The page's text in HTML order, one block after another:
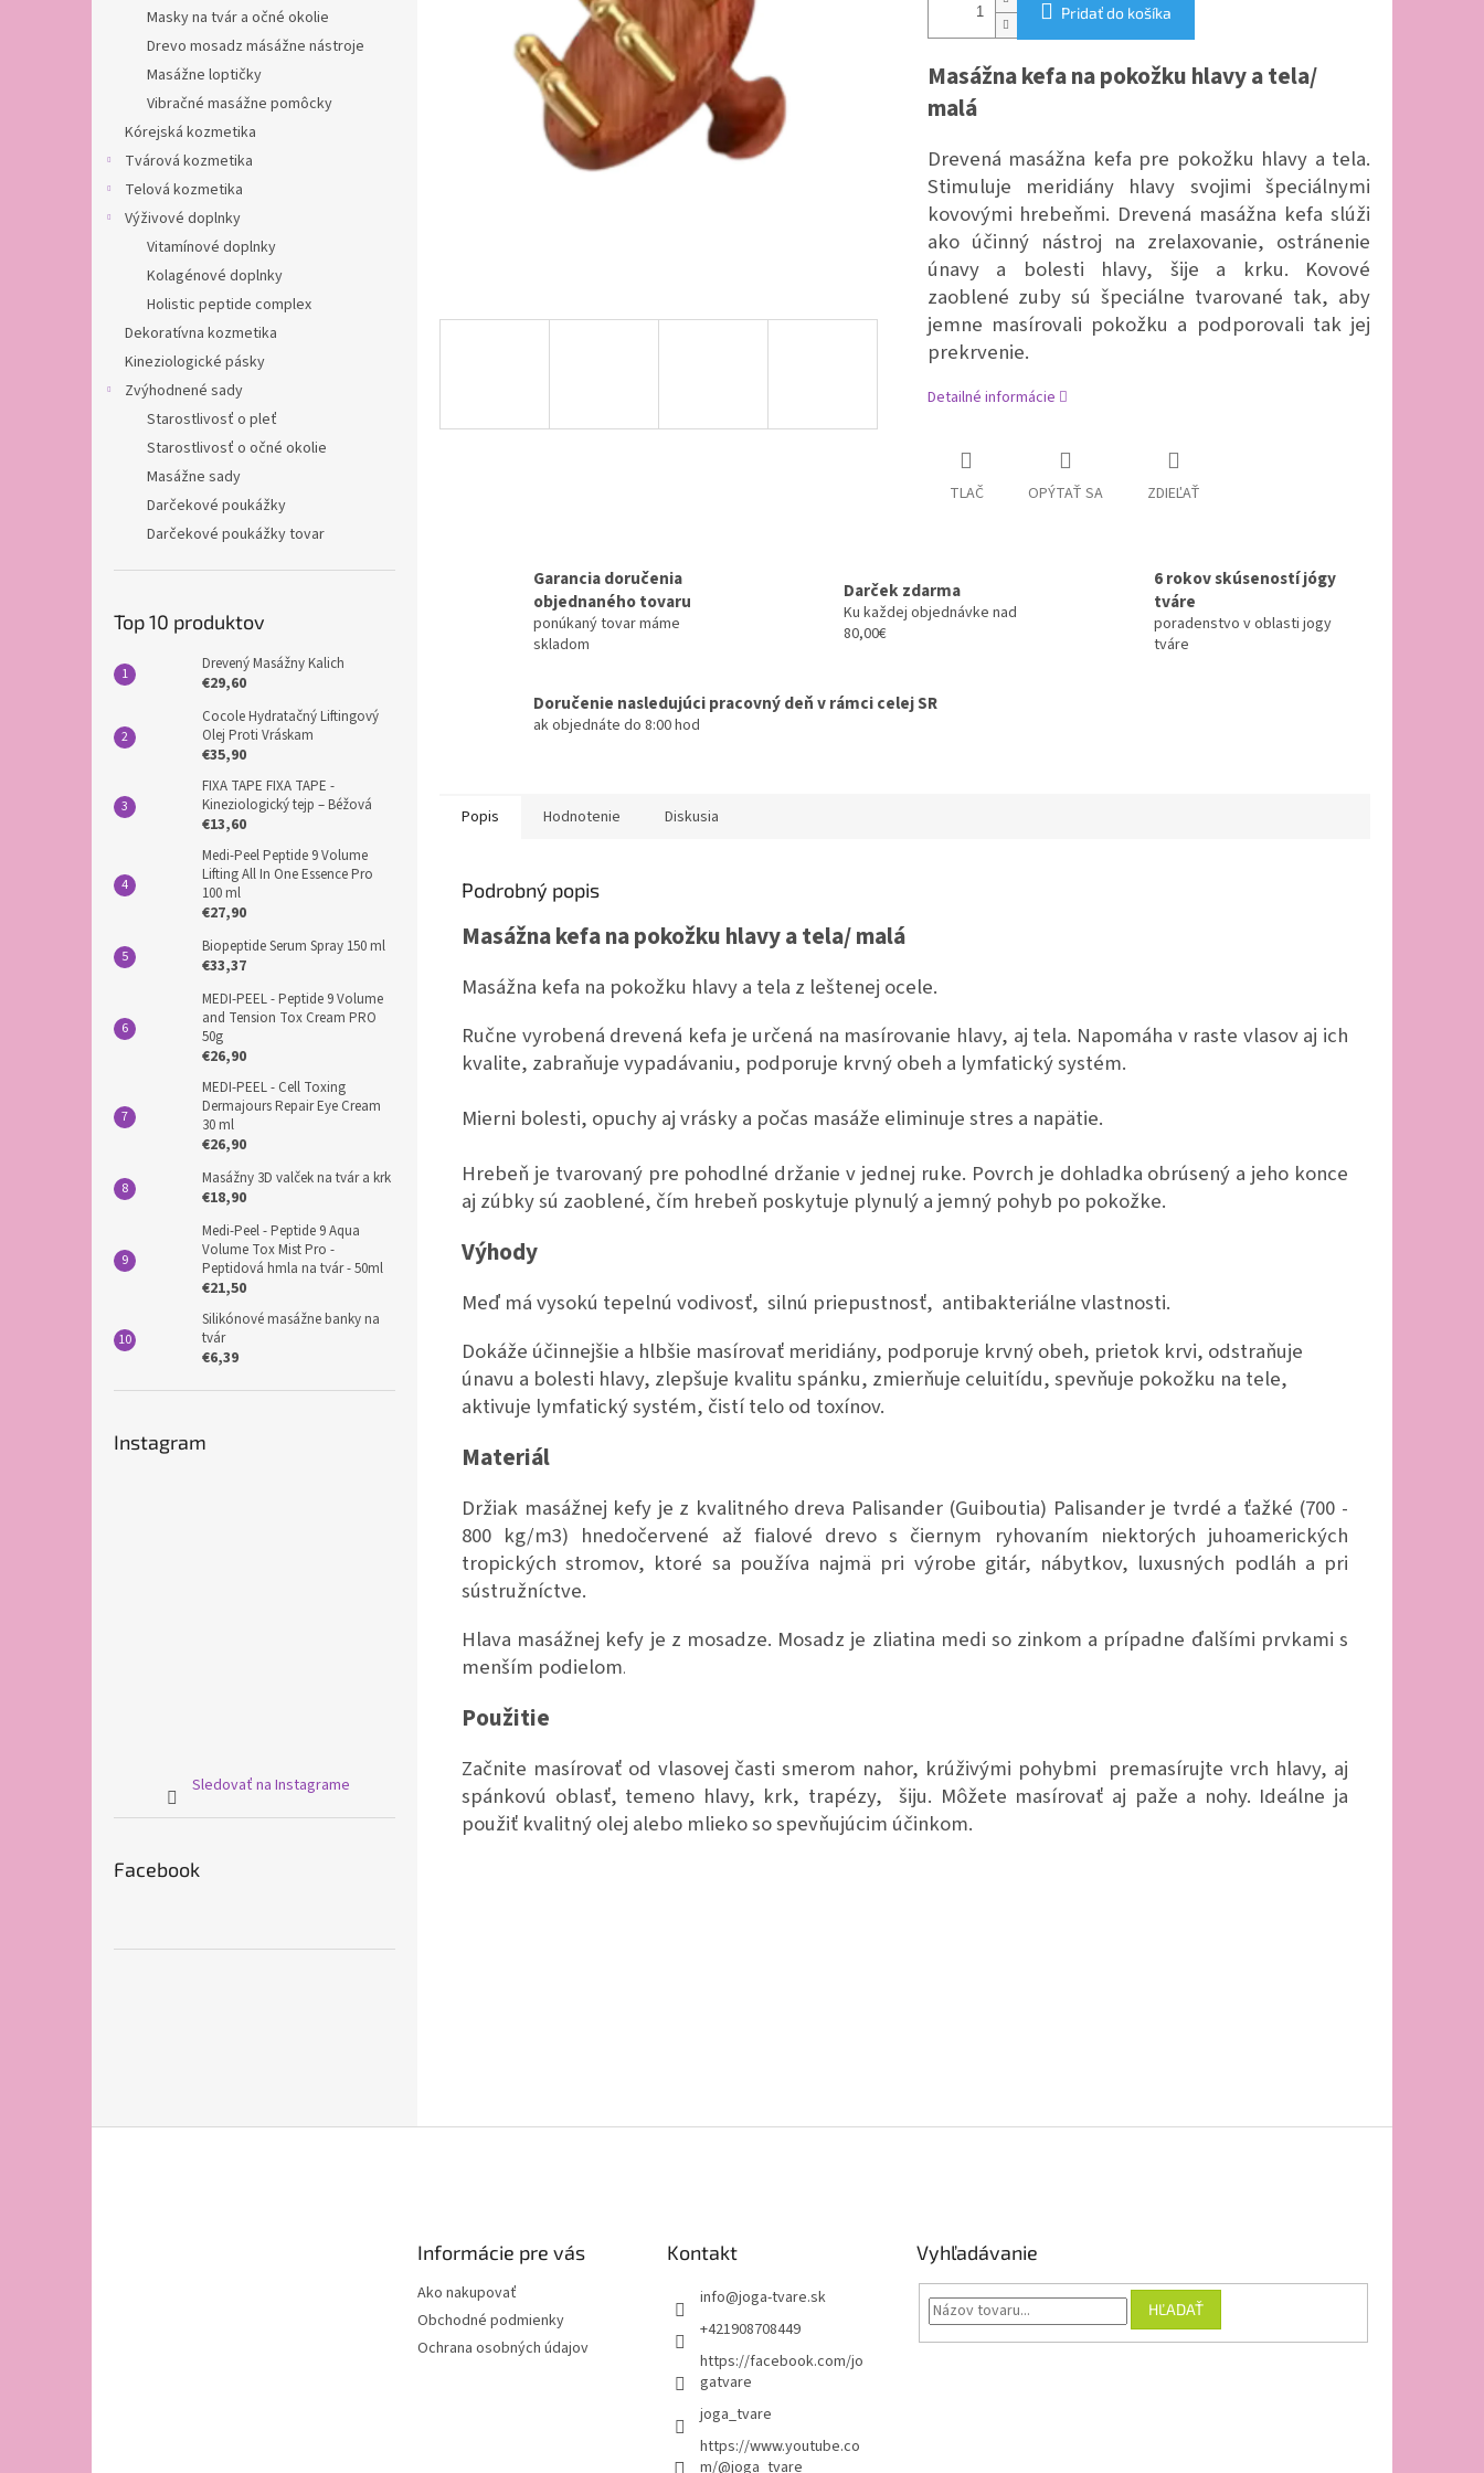
Masky na tvár a očné okolie
Drevo mosadz másážne nástroje
Masážne loptičky
Vibračné masážne pomôcky
Kórejská kozmetika
Tvárová kozmetika
Telová kozmetika
Výživové doplnky
Vitamínové doplnky
Kolagénové doplnky
Holistic peptide complex
Dekoratívna kozmetika
Kineziologické pásky
Zvýhodnené sady
Starostlivosť o pleť
Starostlivosť o očné okolie
Masážne sady
Darčekové poukážky
Darčekové poukážky tovar
Top 10 produktov
Drevený Masážny Kalich
€29,60
Cocole Hydratačný Liftingový
Olej Proti Vráskam
€35,90
FIXA TAPE FIXA TAPE -
Kineziologický tejp – Béžová
€13,60
Medi-Peel Peptide 9 Volume
Lifting All In One Essence Pro
100 ml
€27,90
Biopeptide Serum Spray 150 ml
€33,37
MEDI-PEEL - Peptide 9 Volume
and Tension Tox Cream PRO
50g
€26,90
MEDI-PEEL - Cell Toxing
Dermajours Repair Eye Cream
30 ml
€26,90
Masážny 3D valček na tvár a krk
€18,90
Medi-Peel - Peptide 9 Aqua
Volume Tox Mist Pro -
Peptidová hmla na tvár - 50ml
€21,50
Silikónové masážne banky na
tvár
€6,39
Instagram
Sledovať na Instagrame
Facebook
Pridať do košíka
Masážna kefa na pokožku hlavy a tela/
malá
Drevená masážna kefa pre pokožku hlavy a tela.
Stimuluje meridiány hlavy svojimi špeciálnymi
kovovými hrebeňmi. Drevená masážna kefa slúži
ako účinný nástroj na zrelaxovanie, ostránenie
únavy a bolesti hlavy, šije a krku. Kovové
zaoblené zuby sú špeciálne tvarované tak, aby
jemne masírovali pokožku a podporovali tak jej
prekrvenie.
Detailné informácie
TLAČ OPÝTAŤ SA ZDIEĽAŤ
Garancia doručenia
objednaného tovaru
ponúkaný tovar máme
skladom
Darček zdarma
Ku každej objednávke nad
80,00€
6 rokov skúseností jógy
tváre
poradenstvo v oblasti jogy
tváre
Doručenie nasledujúci pracovný deň v rámci celej SR
ak objednáte do 8:00 hod
Popis Hodnotenie Diskusia
Podrobný popis
Masážna kefa na pokožku hlavy a tela/ malá
Masážna kefa na pokožku hlavy a tela z leštenej ocele.
Ručne vyrobená drevená kefa je určená na masírovanie hlavy, aj tela. Napomáha v raste vlasov aj ich
kvalite, zabraňuje vypadávaniu, podporuje krvný obeh a lymfatický systém.
Mierni bolesti, opuchy aj vrásky a počas masáže eliminuje stres a napätie.
Hrebeň je tvarovaný pre pohodlné držanie v jednej ruke. Povrch je dohladka obrúsený a jeho konce
aj zúbky sú zaoblené, čím hrebeň poskytuje plynulý a jemný pohyb po pokožke.
Výhody
Meď má vysokú tepelnú vodivosť, silnú priepustnosť, antibakteriálne vlastnosti.
Dokáže účinnejšie a hlbšie masírovať meridiány, podporuje krvný obeh, prietok krvi, odstraňuje
únavu a bolesti hlavy, zlepšuje kvalitu spánku, zmierňuje celuitídu, spevňuje pokožku na tele,
aktivuje lymfatický systém, čistí telo od toxínov.
Materiál
Držiak masážnej kefy je z kvalitného dreva Palisander (Guiboutia) Palisander je tvrdé a ťažké (700 -
800 kg/m3) hnedočervené až fialové drevo s čiernym ryhovaním niektorých juhoamerických
tropických stromov, ktoré sa používa najmä pri výrobe gitár, nábytkov, luxusných podláh a pri
sústružníctve.
Hlava masážnej kefy je z mosadze. Mosadz je zliatina medi so zinkom a prípadne ďalšími prvkami s
menším podielom.
Použitie
Začnite masírovať od vlasovej časti smerom nahor, krúživými pohybmi premasírujte vrch hlavy, aj
spánkovú oblasť, temeno hlavy, krk, trapézy, šiju. Môžete masírovať aj paže a nohy. Ideálne ja
použiť kvalitný olej alebo mlieko so spevňujúcim účinkom.
Informácie pre vás
Ako nakupovať
Obchodné podmienky
Ochrana osobných údajov
Kontakt
info@joga-tvare.sk
+421908708449
https://facebook.com/jo
gatvare
joga_tvare
https://www.youtube.co
m/@joga_tvare
Vyhľadávanie
HĽADAŤ